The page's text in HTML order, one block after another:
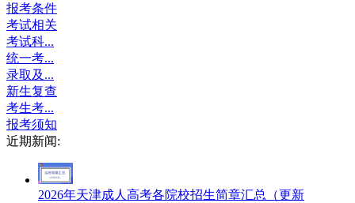
报考条件
考试相关
考试科...
统一考...
录取及...
新生复查
考生考...
报考须知
近期新闻:
2026年天津成人高考各院校招生简章汇总（更新